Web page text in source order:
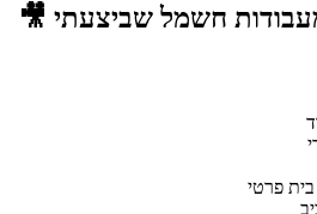
חשמל שביצעתי 🎥
פרטי